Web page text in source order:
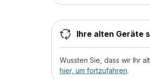
Ihre alten Geräte
Wussten Sie, dass wir Ihr
hier, um fortzufahren.